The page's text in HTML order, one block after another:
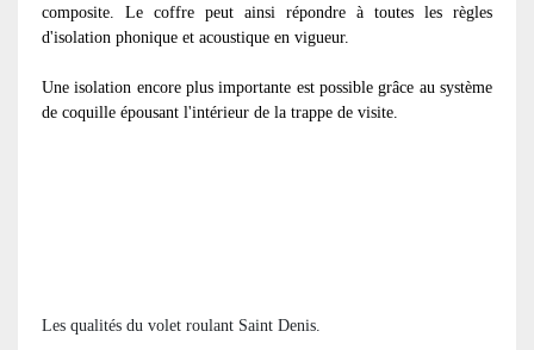
composite. Le coffre peut ainsi répondre à toutes les règles
d'isolation phonique et acoustique en vigueur.
Une isolation encore plus importante est possible grâce au système
de coquille épousant l'intérieur de la trappe de visite.
Les qualités du volet roulant Saint Denis.